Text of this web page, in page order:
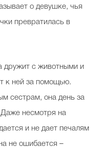
о девушке, чья
превратилась в
дружит с животными и
к ней за помощью.
сестрам, она день за
Даже несмотря на
и не дает печалям
не ошибается –